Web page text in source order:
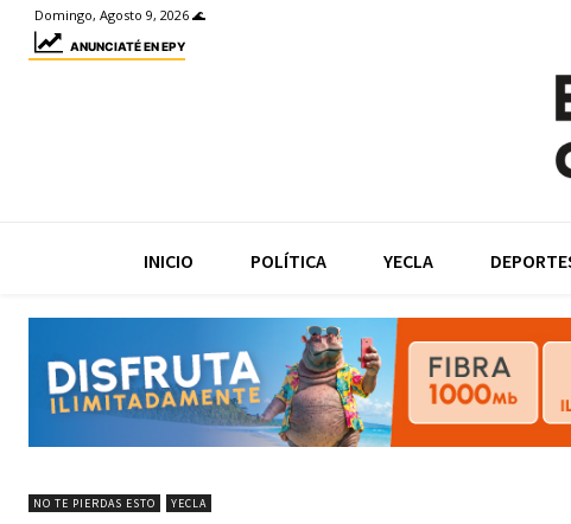
Domingo, Agosto 9, 2026 🌊
ANUNCIATÉ EN EPY
INICIO POLÍTICA YECLA
NO TE PIERDAS ESTO YECLA